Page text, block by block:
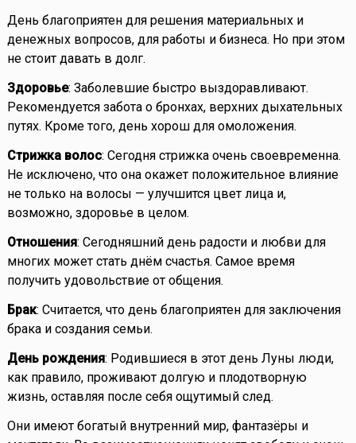
День благоприятен для решения материальных и
денежных вопросов, для работы и бизнеса. Но при этом
не стоит давать в долг.
Здоровье: Заболевшие быстро выздоравливают.
Рекомендуется забота о бронхах, верхних дыхательных
путях. Кроме того, день хорош для омоложения.
Стрижка волос: Сегодня стрижка очень своевременна.
Не исключено, что она окажет положительное влияние
не только на волосы — улучшится цвет лица и,
возможно, здоровье в целом.
Отношения: Сегодняшний день радости и любви для
многих может стать днём счастья. Самое время
получить удовольствие от общения.
Брак: Считается, что день благоприятен для заключения
брака и создания семьи.
День рождения: Родившиеся в этот день Луны люди,
как правило, проживают долгую и плодотворную
жизнь, оставляя после себя ощутимый след.
Они имеют богатый внутренний мир, фантазёры и